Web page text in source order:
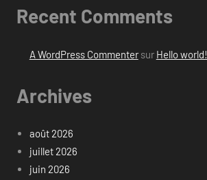
Recent Comments
A WordPress Commentersur Hello world!
Archives
août 2026
juillet 2026
juin 2026